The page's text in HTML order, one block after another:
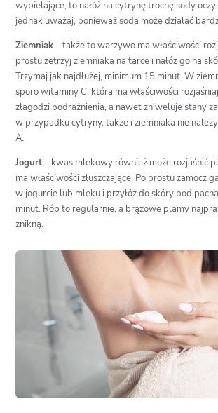
wybielające, to nałóż na cytrynę trochę sody
jednak uważaj, ponieważ soda może działać
Ziemniak– także to warzywo ma właściwości
prostu zetrzyj ziemniaka na tarce i nałóż go na
Trzymaj jak najdłużej, minimum 15 minut. W
sporo witaminy C, która ma właściwości
złagodzi podrażnienia, a nawet zniweluje stany
w przypadku cytryny, także i ziemniaka nie
A.
Jogurt– kwas mlekowy również może rozjaśnić
ma właściwości złuszczające. Po prostu zamocz
w jogurcie lub mleku i przyłóż do skóry pod
minut. Rób to regularnie, a brązowe plamy
znikną.